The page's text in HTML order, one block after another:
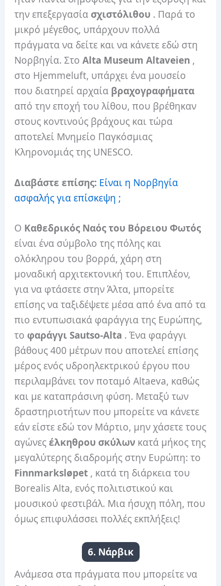
την επεξεργασία σχιστόλιθου . Παρά το
μικρό μέγεθος, υπάρχουν πολλά
πράγματα να δείτε και να κάνετε εδώ στη
Νορβηγία. ΣτοAlta Museum Altaveien ,
στο Hjemmeluft, υπάρχει ένα μουσείο
που διατηρεί αρχαία βραχογραφήματα
από την εποχή του λίθου, που βρέθηκαν
στους κοντινούς βράχους και τώρα
αποτελεί Μνημείο Παγκόσμιας
Κληρονομιάς της UNESCO.
Διαβάστε επίσης: Είναι η Νορβηγία
ασφαλής για επίσκεψη ;
Ο Καθεδρικός Ναός του Βόρειου Φωτός
είναι ένα σύμβολο της πόλης και
ολόκληρου του βορρά, χάρη στη
μοναδική αρχιτεκτονική του. Επιπλέον,
για να φτάσετε στην Άλτα, μπορείτε
επίσης να ταξιδέψετε μέσα από ένα από τα
πιο εντυπωσιακά φαράγγια της Ευρώπης,
το φαράγγι Sautso-Alta . Ένα φαράγγι
βάθους 400 μέτρων που αποτελεί επίσης
μέρος ενός υδροηλεκτρικού έργου που
περιλαμβάνει τον ποταμό Altaeva, καθώς
και με καταπράσινη φύση. Μεταξύ των
δραστηριοτήτων που μπορείτε να κάνετε
εάν είστε εδώ τον Μάρτιο, μην χάσετε τους
αγώνεςέλκηθρου σκύλων κατά μήκος της
μεγαλύτερης διαδρομής στην Ευρώπη: το
Finnmarksløpet , κατά τη διάρκεια του
Borealis Alta, ενός πολιτιστικού και
μουσικού φεστιβάλ. Μια ήσυχη πόλη, που
όμως επιφυλάσσει πολλές εκπλήξεις!
6. Νάρβικ
Ανάμεσα στα πράγματα που μπορείτε να